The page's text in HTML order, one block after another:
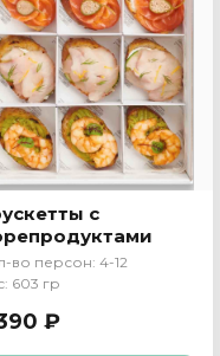
с
во персон: 4-12
603 гр
₽